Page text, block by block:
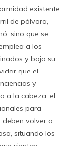
existente
de pólvora,
sino que se
a los
y bajo su
que el
y
a la cabeza, el
para
deben volver a
situando los